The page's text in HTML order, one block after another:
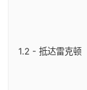
1.2 - 抵达雷克顿